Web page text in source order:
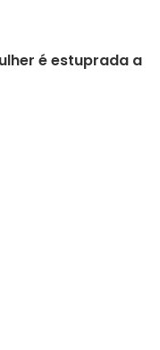
é estuprada a